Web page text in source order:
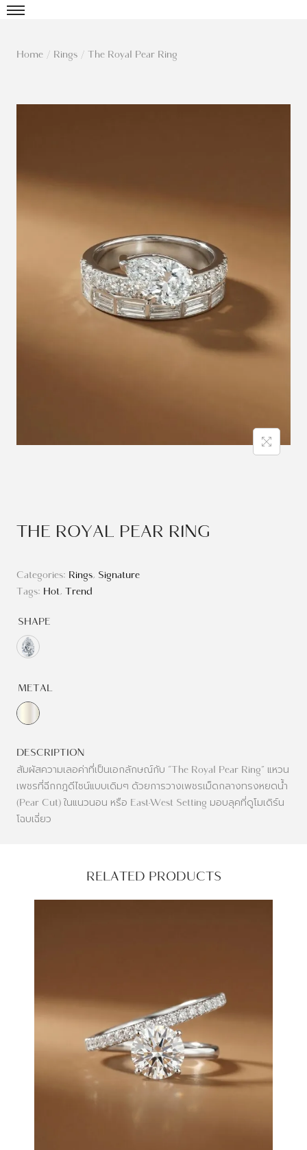
Home / Rings / The Royal Pear Ring
THE ROYAL PEAR RING
Categories: Rings, Signature
Tags: Hot, Trend
SHAPE
METAL
DESCRIPTION
สัมผัสความเลอค่าที่เป็นเอกลักษณ์กับ “The Royal Pear Ring” แหวน
เพชรที่ฉีกกฎดีไซน์แบบเดิมๆ ด้วยการวางเพชรเม็ดกลางทรงหยดน้ำ
(Pear Cut) ในแนวนอน หรือ East-West Setting มอบลุคที่ดูโมเดิร์น
โฉบเฉี่ยว
RELATED PRODUCTS